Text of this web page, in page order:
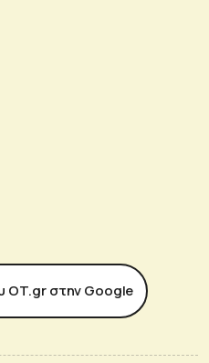
ΟΤ.gr στην Google